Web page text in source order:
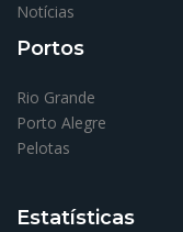
Notícias
Portos
Rio Grande
Porto Alegre
Pelotas
Estatísticas